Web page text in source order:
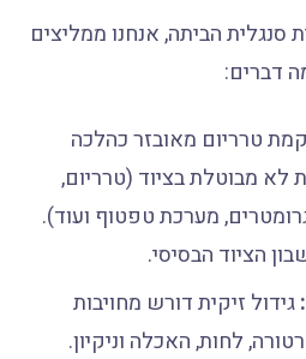
הביתה, אנחנו ממליצים
דברים:
טרריום מאובזר כהלכה
מבוטלת בציוד (טרריום,
מערכת טפטוף ועוד).
הציוד הבסיסי.
זיקית דורש מחויבות
לחות, האכלה וניקיון.